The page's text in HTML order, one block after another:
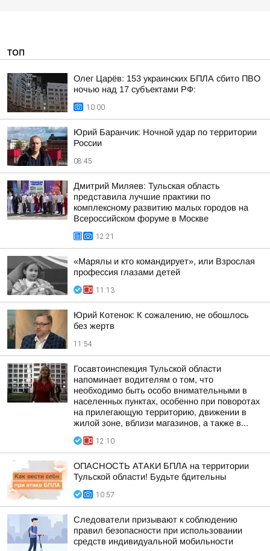
ТОП
Олег Царёв: 153 украинских БПЛА сбито ПВО
ночью над 17 субъектами РФ:
10:00
Юрий Баранчик: Ночной удар по территории
России
08:45
Дмитрий Миляев: Тульская область
представила лучшие практики по
комплексному развитию малых городов на
Всероссийском форуме в Москве
12:21
«Марялы и кто командирует», или Взрослая
профессия глазами детей
11:13
Юрий Котенок: К сожалению, не обошлось
без жертв
11:54
Госавтоинспекция Тульской области
напоминает водителям о том, что
необходимо быть особо внимательными в
населенных пунктах, особенно при поворотах
на прилегающую территорию, движении в
жилой зоне, вблизи магазинов, а также в...
12:10
ОПАСНОСТЬ АТАКИ БПЛА на территории
Тульской области! Будьте бдительны
10:57
Следователи призывают к соблюдению
правил безопасности при использовании
средств индивидуальной мобильности